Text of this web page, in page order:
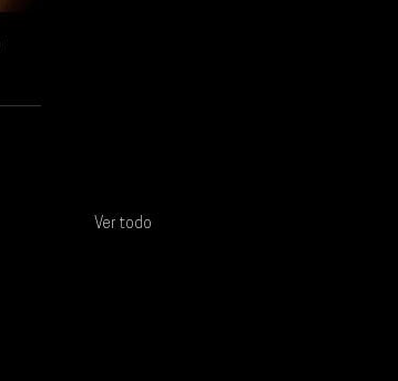
Ver todo